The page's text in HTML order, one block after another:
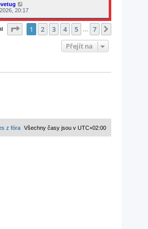
20:17
Stránka z
1 2 3 4 5 7
Přejít na
Všechny časy jsou v UTC+02:00
z fóra